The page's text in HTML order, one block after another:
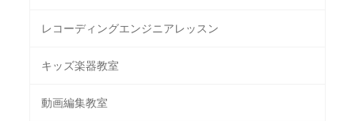
レコーディングエンジニアレッスン
キッズ楽器教室
動画編集教室